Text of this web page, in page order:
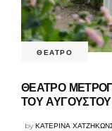
ΘΕΑΤΡΟ
ΘΕΑΤΡΟ
ΤΟΥ
byΚΑΤΕΡΙΝΑ